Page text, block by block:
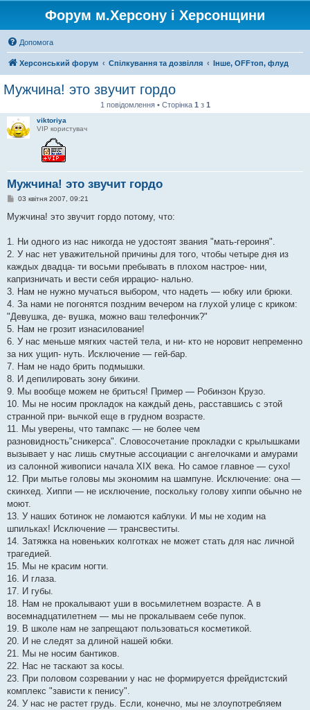
Форум м.Херсону і Херсонщини
Допомога
Херсонський форум Спілкування та дозвілля Інше, OFFтоп, флуд
Мужчина! это звучит гордо
1 повідомлення • Сторінка 1 з 1
viktoriya
VIP користувач
Мужчина! это звучит гордо
П
в
і
о
л
е
н
я
03 квітня 2007, 09:21
Мужчина! это звучит гордо потому, что:
1. Ни одного из нас никогда не удостоят звания "мать-героиня".
2. У нас нет уважительной причины для того, чтобы четыре дня из
каждых двадца- ти восьми пребывать в плохом настрое- нии,
капризничать и вести себя иррацио- нально.
3. Нам не нужно мучаться выбором, что надеть — юбку или брюки.
4. За нами не погонятся поздним вечером на глухой улице с криком:
"Девушка, де- вушка, можно ваш телефончик?"
5. Нам не грозит изнасилование!
6. У нас меньше мягких частей тела, и ни- кто не норовит непременно
за них ущип- нуть. Исключение — гей-бар.
7. Нам не надо брить подмышки.
8. И депилировать зону бикини.
9. Мы вообще можем не бриться! Пример — Робинзон Крузо.
10. Мы не носим прокладок на каждый день, расставшись с этой
странной при- вычкой еще в грудном возрасте.
11. Мы уверены, что тампакс — не более чем
разновидность"сникерса". Словосочетание прокладки с крылышками
вызывает у нас лишь смутные ассоциации с ангелочками и амурами
из салонной живописи начала XIX века. Но самое главное — сухо!
12. При мытье головы мы экономим на шампуне. Исключение: она —
скинхед. Хиппи — не исключение, поскольку голову хиппи обычно не
моют.
13. У наших ботинок не ломаются каблуки. И мы не ходим на
шпильках! Исключение — трансвеститы.
14. Затяжка на новеньких колготках не может стать для нас личной
трагедией.
15. Мы не красим ногти.
16. И глаза.
17. И губы.
18. Нам не прокалывают уши в восьмилетнем возрасте. А в
восемнадцатилетнем — мы не прокалываем себе пупок.
19. В школе нам не запрещают пользоваться косметикой.
20. И не следят за длиной нашей юбки.
21. Мы не носим бантиков.
22. Нас не таскают за косы.
23. При половом созревании у нас не формируется фрейдистский
комплекс "зависти к пенису".
24. У нас не растет грудь. Если, конечно, мы не злоупотребляем